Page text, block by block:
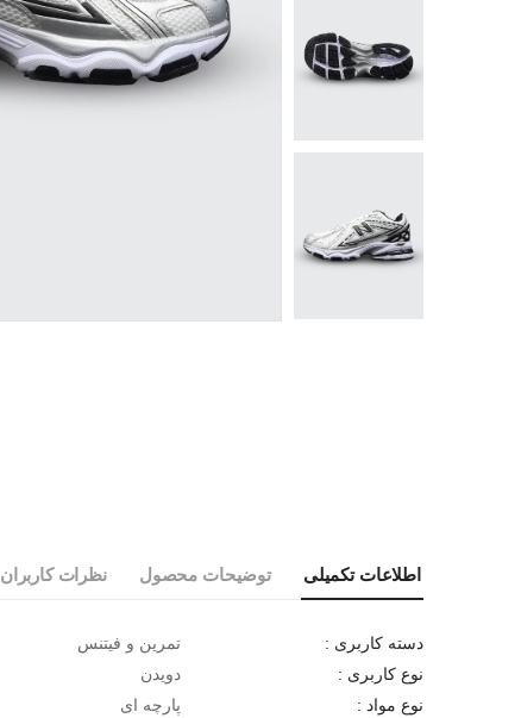
اطلاعات تکمیلی توضیحات محصول نظرات کاربران
دسته کاربری : تمرین و فیتنس
نوع کاربری : دویدن
نوع مواد : پارچه ای